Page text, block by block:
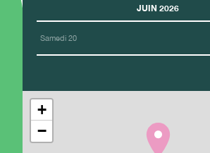
JUIN 2026
Samedi 20
+
−